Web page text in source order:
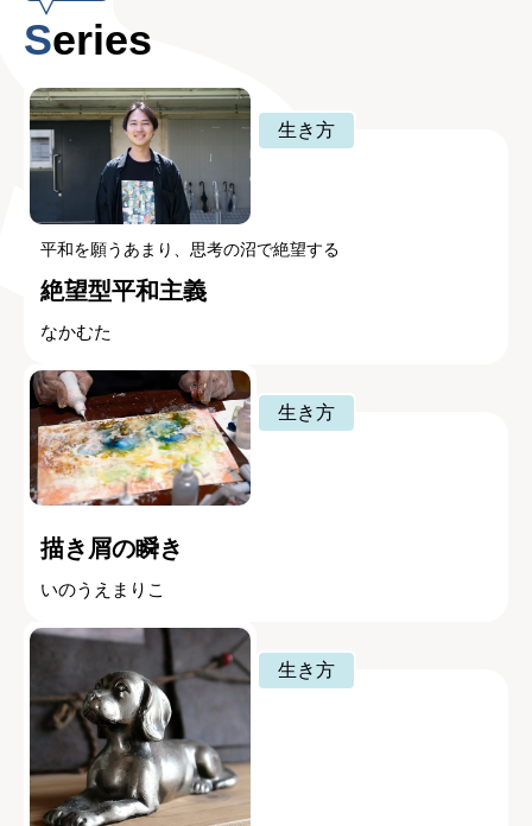
Series
生き方
平和を願うあまり、思考の沼で絶望する
絶望型平和主義
なかむた
生き方
描き屑の瞬き
いのうえまりこ
生き方